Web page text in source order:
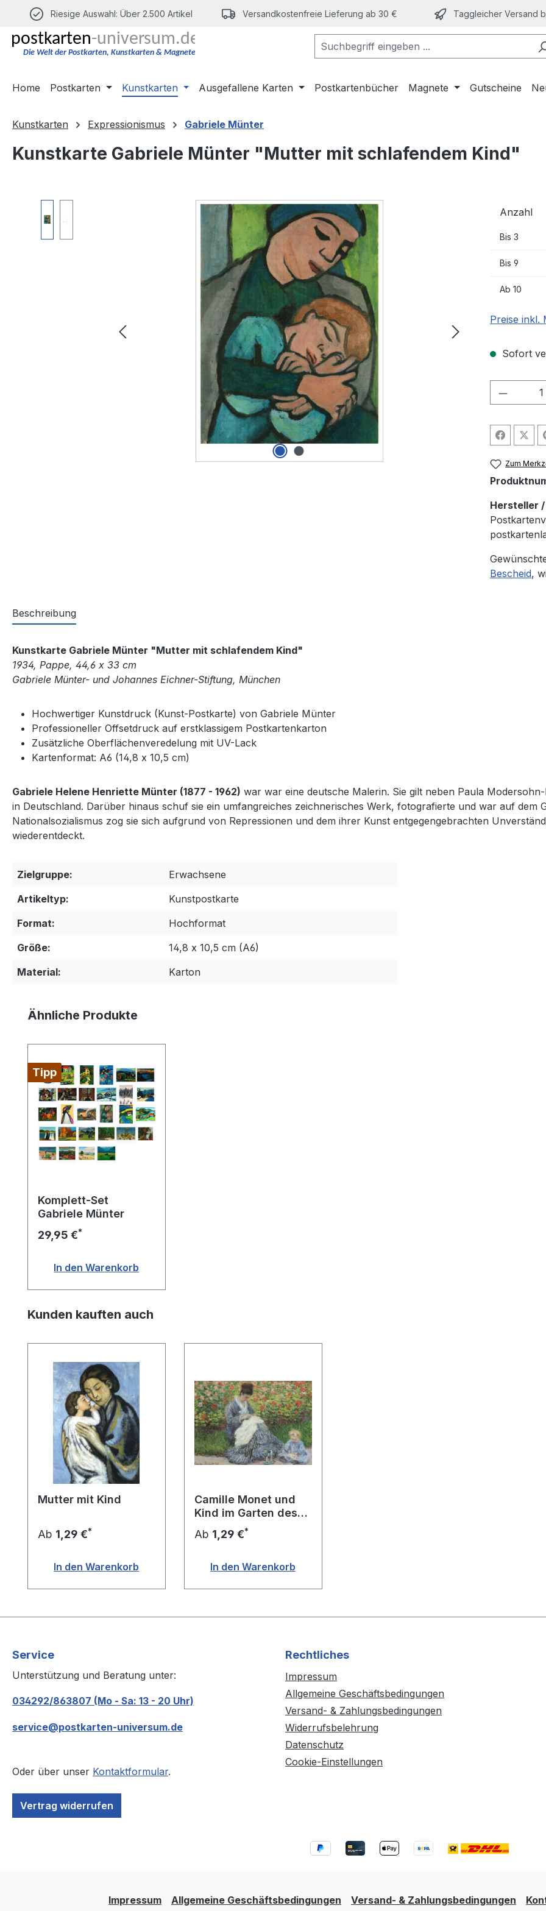
Hauptinhalt springen
Zur Suche springen
Zur Hauptnavigation springen
Riesige Auswahl: Über 2.500 Artikel Versandkostenfreie Lieferung ab 30 € Taggleicher Versand
Home Postkarten Kunstkarten Ausgefallene Karten Postkartenbücher Magnete Gutscheine
Kunstkarten Expressionismus Gabriele Münter
Kunstkarte Gabriele Münter "Mutter mit schlafendem Kind"
Anzahl
Bis 3
Bis 9
Ab 10
Preise inkl.
Sofort
Zum
Hersteller
Bescheid,
Beschreibung
Kunstkarte Gabriele Münter "Mutter mit schlafendem Kind"
1934, Pappe, 44,6 x 33 cm
Gabriele Münter- und Johannes Eichner-Stiftung, München
Hochwertiger Kunstdruck (Kunst-Postkarte) von Gabriele Münter
Professioneller Offsetdruck auf erstklassigem Postkartenkarton
Zusätzliche Oberflächenveredelung mit UV-Lack
Kartenformat: A6 (14,8 x 10,5 cm)
Gabriele Helene Henriette Münter (1877 - 1962) war war eine deutsche Malerin. Sie gilt neben Paula
in Deutschland. Darüber hinaus schuf sie ein umfangreiches zeichnerisches Werk, fotografierte und war auf dem
Nationalsozialismus zog sie sich aufgrund von Repressionen und dem ihrer Kunst entgegengebrachten
wiederentdeckt.
Zielgruppe:
Erwachsene
Artikeltyp:
Kunstpostkarte
Format:
Hochformat
Größe:
14,8 x 10,5 cm (A6)
Material:
Karton
Produktgalerie überspringen
Ähnliche Produkte
Tipp
Komplett-Set
Gabriele Münter
29,95 €*
In den Warenkorb
Produktgalerie überspringen
Kunden kauften auch
Mutter mit Kind
Ab 1,29 €*
In den Warenkorb
Camille Monet und
Kind im Garten des
Ab 1,29 €*
In den Warenkorb
Service
Unterstützung und Beratung unter:
034292/863807 (Mo - Sa: 13 - 20 Uhr)
service@postkarten-universum.de
Oder über unser Kontaktformular.
Vertrag widerrufen
Rechtliches
Impressum
Allgemeine Geschäftsbedingungen
Versand- & Zahlungsbedingungen
Widerrufsbelehrung
Datenschutz
Cookie-Einstellungen
Impressum Allgemeine Geschäftsbedingungen Versand- & Zahlungsbedingungen